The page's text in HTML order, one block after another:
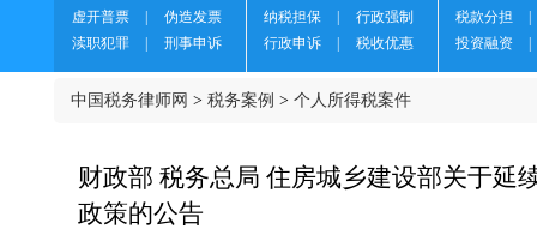
虚开普票
伪造发票
渎职犯罪
刑事申诉
纳税担保
行政强制
行政申诉
税收优惠
税款分担
投资融资
中国税务律师网 > 税务案例 > 个人所得税案件
财政部 税务总局 住房城乡建设部关于延
政策的公告